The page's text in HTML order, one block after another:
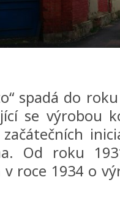
spadá do
se výrobou
Od roku
roce 1934 o